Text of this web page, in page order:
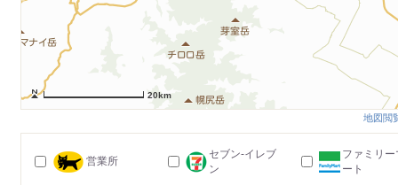
20km
地図閲
営業所
セブン-イレブ
ン
ファミリー
ート